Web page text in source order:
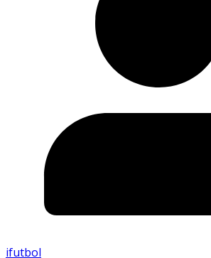
ifutbol